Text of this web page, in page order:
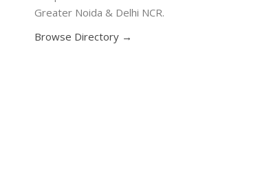
Greater Noida & Delhi NCR.
Browse Directory →